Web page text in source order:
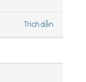
Trích dẫn